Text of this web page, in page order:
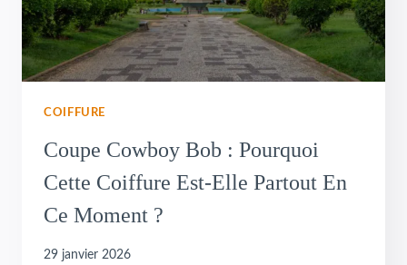
COIFFURE
Coupe Cowboy Bob : Pourquoi
Cette Coiffure Est-Elle Partout En
Ce Moment ?
29 janvier 2026